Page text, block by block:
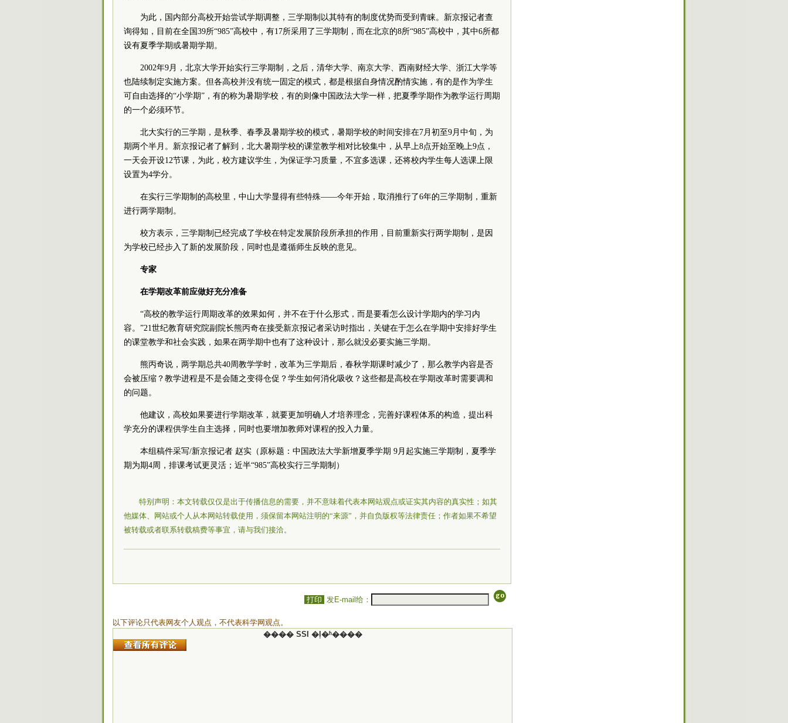
为此，国内部分高校开始尝试学期调整，三学期制以其特有的制度优势而受到青睐。新京报记者查
询得知，目前在全国39所“985”高校中，有17所采用了三学期制，而在北京的8所“985”高校中，其中6所都
设有夏季学期或暑期学期。
2002年9月，北京大学开始实行三学期制，之后，清华大学、南京大学、西南财经大学、浙江大学等
也陆续制定实施方案。但各高校并没有统一固定的模式，都是根据自身情况酌情实施，有的是作为学生
可自由选择的“小学期”，有的称为暑期学校，有的则像中国政法大学一样，把夏季学期作为教学运行周期
的一个必须环节。
北大实行的三学期，是秋季、春季及暑期学校的模式，暑期学校的时间安排在7月初至9月中旬，为
期两个半月。新京报记者了解到，北大暑期学校的课堂教学相对比较集中，从早上8点开始至晚上9点，
一天会开设12节课，为此，校方建议学生，为保证学习质量，不宜多选课，还将校内学生每人选课上限
设置为4学分。
在实行三学期制的高校里，中山大学显得有些特殊——今年开始，取消推行了6年的三学期制，重新
进行两学期制。
校方表示，三学期制已经完成了学校在特定发展阶段所承担的作用，目前重新实行两学期制，是因
为学校已经步入了新的发展阶段，同时也是遵循师生反映的意见。
专家
在学期改革前应做好充分准备
“高校的教学运行周期改革的效果如何，并不在于什么形式，而是要看怎么设计学期内的学习内
容。”21世纪教育研究院副院长熊丙奇在接受新京报记者采访时指出，关键在于怎么在学期中安排好学生
的课堂教学和社会实践，如果在两学期中也有了这种设计，那么就没必要实施三学期。
熊丙奇说，两学期总共40周教学学时，改革为三学期后，春秋学期课时减少了，那么教学内容是否
会被压缩？教学进程是不是会随之变得仓促？学生如何消化吸收？这些都是高校在学期改革时需要调和
的问题。
他建议，高校如果要进行学期改革，就要更加明确人才培养理念，完善好课程体系的构造，提出科
学充分的课程供学生自主选择，同时也要增加教师对课程的投入力量。
本组稿件采写/新京报记者 赵实（原标题：中国政法大学新增夏季学期 9月起实施三学期制，夏季学
期为期4周，排课考试更灵活；近半“985”高校实行三学期制）
特别声明：本文转载仅仅是出于传播信息的需要，并不意味着代表本网站观点或证实其内容的真实性；如其
他媒体、网站或个人从本网站转载使用，须保留本网站注明的“来源”，并自负版权等法律责任；作者如果不希望
被转载或者联系转载稿费等事宜，请与我们接洽。
打印 发E-mail给：
以下评论只代表网友个人观点，不代表科学网观点。
���� SSI �ļ�ʱ����